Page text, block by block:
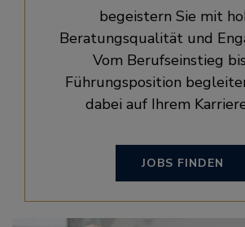
begeistern Sie mit
Beratungsqualität und
Vom Berufseinstieg
Führungsposition
dabei auf Ihrem
JOBS FINDEN